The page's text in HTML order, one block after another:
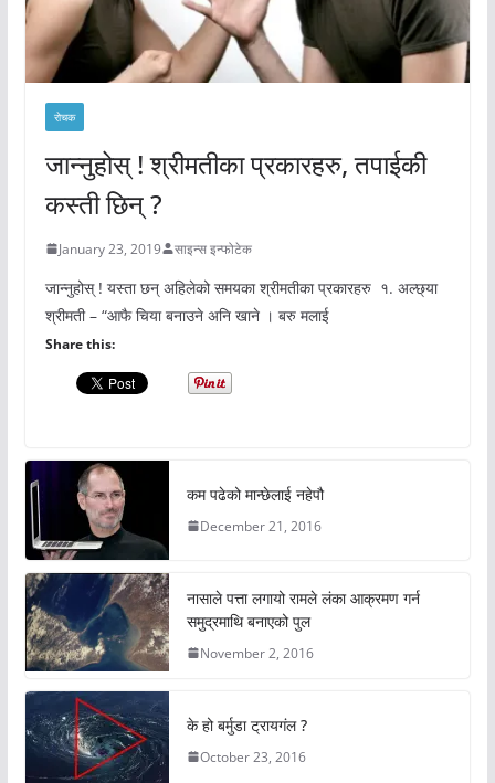
रोचक
जान्नुहोस् ! श्रीमतीका प्रकारहरु, तपाईकी
कस्ती छिन् ?
January 23, 2019 साइन्स इन्फोटेक
जान्नुहोस् ! यस्ता छन् अहिलेको समयका श्रीमतीका प्रकारहरु १. अल्छ्या
श्रीमती – “आफै चिया बनाउने अनि खाने । बरु मलाई
Share this:
कम पढेको मान्छेलाई नहेपौ
December 21, 2016
नासाले पत्ता लगायो रामले लंका आक्रमण गर्न
समुद्रमाथि बनाएको पुल
November 2, 2016
के हो बर्मुडा ट्रायगंल ?
October 23, 2016